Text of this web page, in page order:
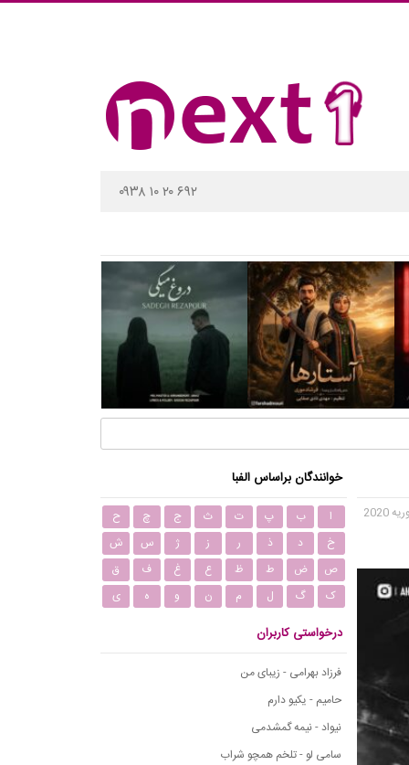
۰۹۳۸ ۱۰ ۲۰ ۶۹۲
خوانندگان براساس الفبا
ا ب پ ت ث ج چ
ح
خ
د ذ ر ز ژ س
ش
ص
ض ط ظ ع غ ف
ق
ک
گ ل م ن و ه ی
درخواستی کاربران
فرزاد بهرامی - زیبای من
حامیم - یکیو دارم
نیواد - نیمه گمشدمی
سامی لو - تلخم همچو شراب